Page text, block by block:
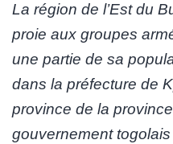
La région de l’Est du
proie aux groupes
une partie de sa
dans la préfecture de
province de la
gouvernement